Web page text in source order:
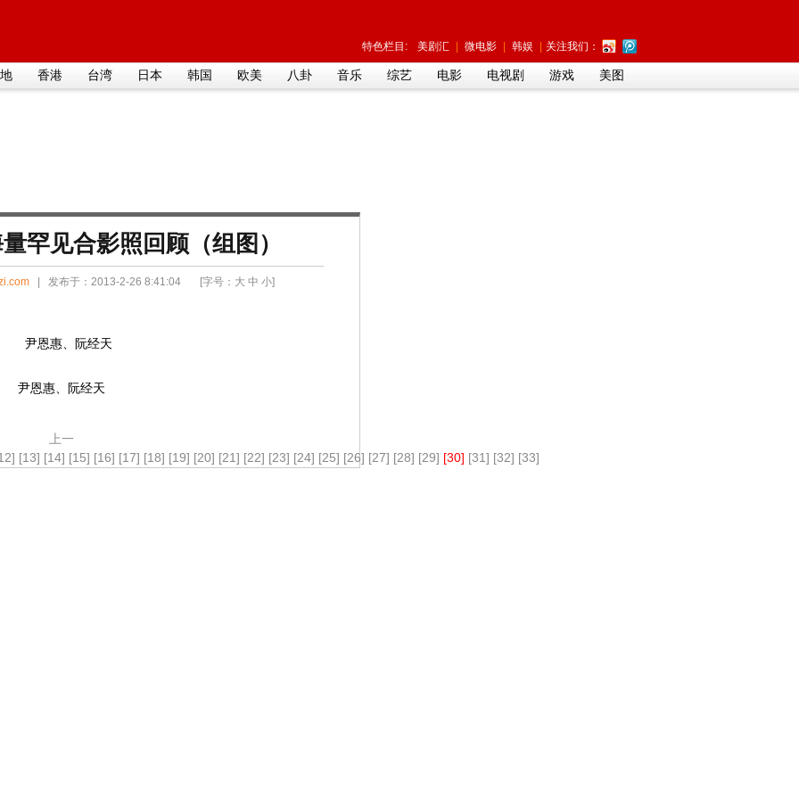
特色栏目: 美剧汇 微电影 韩娱 关注我们：
香港 台湾 日本 韩国 欧美 八卦 音乐 综艺 电影 电视剧 游戏 美图
罕见合影照回顾（组图）
| 发布于：2013-2-26 8:41:04 [字号： 大 中 小]
尹恩惠、阮经天
上一
[13] [14] [15] [16] [17] [18] [19] [20] [21] [22] [23] [24] [25] [26] [27] [28] [29] [30] [31] [32] [33]